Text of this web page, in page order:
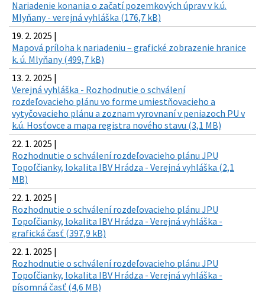
Nariadenie konania o začatí pozemkových úprav v k.ú.
Mlyňany - verejná vyhláška (176,7 kB)
19. 2. 2025 |
Mapová príloha k nariadeniu – grafické zobrazenie hranice
k. ú. Mlyňany (499,7 kB)
13. 2. 2025 |
Verejná vyhláška - Rozhodnutie o schválení
rozdeľovacieho plánu vo forme umiestňovacieho a
vytyčovacieho plánu a zoznam vyrovnaní v peniazoch PU v
k.ú. Hosťovce a mapa registra nového stavu (3,1 MB)
22. 1. 2025 |
Rozhodnutie o schválení rozdeľovacieho plánu JPU
Topoľčianky, lokalita IBV Hrádza - Verejná vyhláška (2,1
MB)
22. 1. 2025 |
Rozhodnutie o schválení rozdeľovacieho plánu JPU
Topoľčianky, lokalita IBV Hrádza - Verejná vyhláška -
grafická časť (397,9 kB)
22. 1. 2025 |
Rozhodnutie o schválení rozdeľovacieho plánu JPU
Topoľčianky, lokalita IBV Hrádza - Verejná vyhláška -
písomná časť (4,6 MB)